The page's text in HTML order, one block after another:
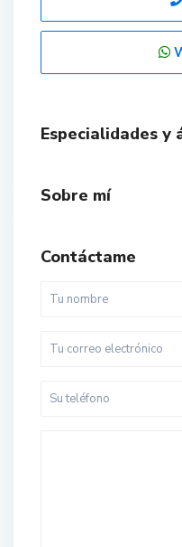
Especialidades y
Sobre mí
Contáctame